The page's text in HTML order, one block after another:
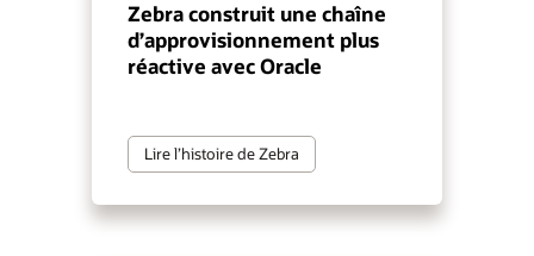
Zebra construit une chaîne
d’approvisionnement plus
réactive avec Oracle
Lire l’histoire de Zebra